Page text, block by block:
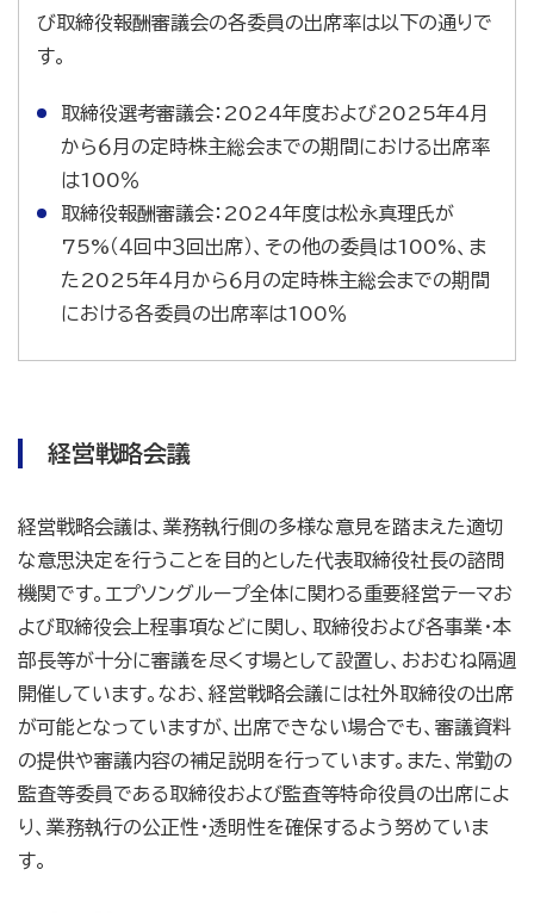
び取締役報酬審議会の各委員の出席率は以下の通りで
す。
取締役選考審議会：2024年度および2025年４月
から６月の定時株主総会までの期間における出席率
は100％
取締役報酬審議会：2024年度は松永真理氏が
75%（４回中３回出席）、その他の委員は100%、ま
た2025年４月から６月の定時株主総会までの期間
における各委員の出席率は100％
経営戦略会議
経営戦略会議は、業務執行側の多様な意見を踏まえた適切
な意思決定を行うことを目的とした代表取締役社長の諮問
機関です。エプソングループ全体に関わる重要経営テーマお
よび取締役会上程事項などに関し、取締役および各事業・本
部長等が十分に審議を尽くす場として設置し、おおむね隔週
開催しています。なお、経営戦略会議には社外取締役の出席
が可能となっていますが、出席できない場合でも、審議資料
の提供や審議内容の補足説明を行っています。また、常勤の
監査等委員である取締役および監査等特命役員の出席によ
り、業務執行の公正性・透明性を確保するよう努めていま
す。